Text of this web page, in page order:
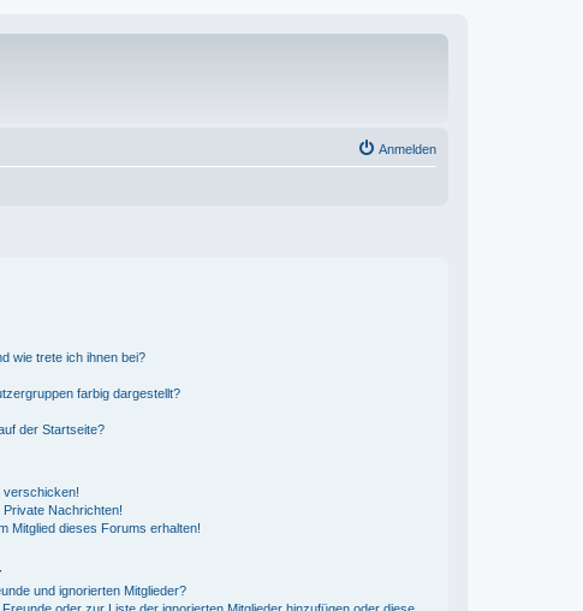
Anmelden
wie trete ich ihnen bei?
farbig dargestellt?
der Startseite?
verschicken!
Nachrichten!
Mitglied dieses Forums erhalten!
und ignorierten Mitglieder?